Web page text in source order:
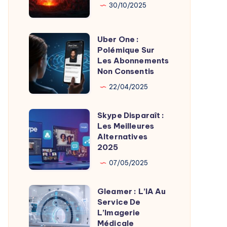
Fondateur
Chaudes
Géothermie
30/10/2025
Uber
One
Polémique
Sur
Les
Abonnements
Non
Consentis
Uber One :
Polémique Sur
Les Abonnements
Non Consentis
22/04/2025
Skype
Disparaît
:
Les
Meilleures
Alternatives
2025
Skype Disparaît :
Les Meilleures
Alternatives
2025
07/05/2025
Gleamer
:
L’IA
Gleamer : L’IA Au
Service De
L’Imagerie
Médicale